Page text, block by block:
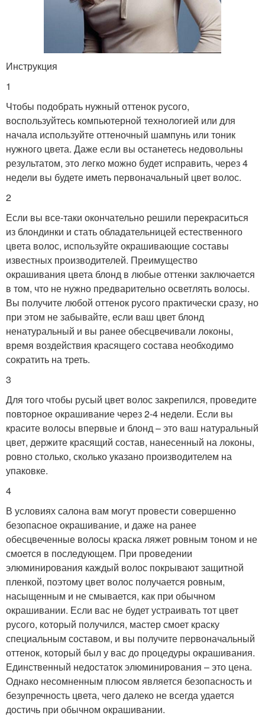
Инструкция
1
Чтобы подобрать нужный оттенок русого,
воспользуйтесь компьютерной технологией или для
начала используйте оттеночный шампунь или тоник
нужного цвета. Даже если вы останетесь недовольны
результатом, это легко можно будет исправить, через 4
недели вы будете иметь первоначальный цвет волос.
2
Если вы все-таки окончательно решили перекраситься
из блондинки и стать обладательницей естественного
цвета волос, используйте окрашивающие составы
известных производителей. Преимущество
окрашивания цвета блонд в любые оттенки заключается
в том, что не нужно предварительно осветлять волосы.
Вы получите любой оттенок русого практически сразу, но
при этом не забывайте, если ваш цвет блонд
ненатуральный и вы ранее обесцвечивали локоны,
время воздействия красящего состава необходимо
сократить на треть.
3
Для того чтобы русый цвет волос закрепился, проведите
повторное окрашивание через 2-4 недели. Если вы
красите волосы впервые и блонд – это ваш натуральный
цвет, держите красящий состав, нанесенный на локоны,
ровно столько, сколько указано производителем на
упаковке.
4
В условиях салона вам могут провести совершенно
безопасное окрашивание, и даже на ранее
обесцвеченные волосы краска ляжет ровным тоном и не
смоется в последующем. При проведении
элюминирования каждый волос покрывают защитной
пленкой, поэтому цвет волос получается ровным,
насыщенным и не смывается, как при обычном
окрашивании. Если вас не будет устраивать тот цвет
русого, который получился, мастер смоет краску
специальным составом, и вы получите первоначальный
оттенок, который был у вас до процедуры окрашивания.
Единственный недостаток элюминирования – это цена.
Однако несомненным плюсом является безопасность и
безупречность цвета, чего далеко не всегда удается
достичь при обычном окрашивании.